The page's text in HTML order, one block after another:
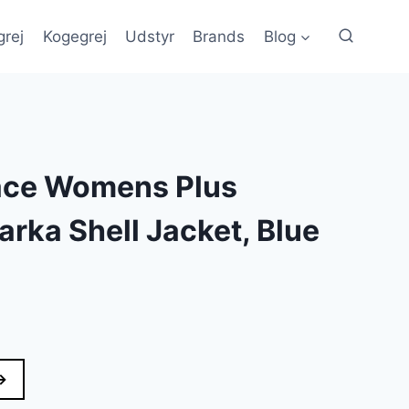
Kogegrej Udstyr Brands Blog
Womens Plus
Shell Jacket, Blue